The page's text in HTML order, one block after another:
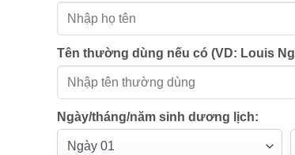
Tên thường dùng nếu có (VD: Louis
Ngày/tháng/năm sinh dương lịch: